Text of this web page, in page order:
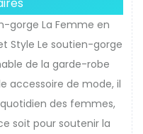
gorge La Femme en
Style Le soutien-gorge
de la garde-robe
accessoire de mode, il
des femmes,
soit pour soutenir la